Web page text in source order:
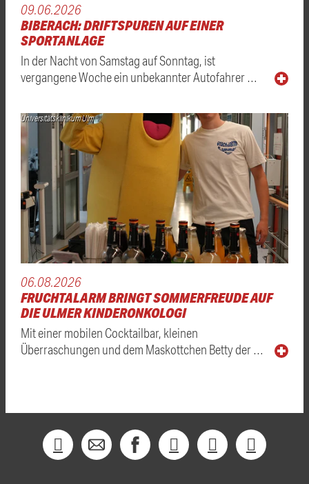
09.06.2026
BIBERACH: DRIFTSPUREN AUF EINER
SPORTANLAGE
In der Nacht von Samstag auf Sonntag, ist
vergangene Woche ein unbekannter Autofahrer …
Universitätsklinikum Ulm
06.08.2026
FRUCHTALARM BRINGT SOMMERFREUDE AUF
DIE ULMER KINDERONKOLOGI
Mit einer mobilen Cocktailbar, kleinen
Überraschungen und dem Maskottchen Betty der …